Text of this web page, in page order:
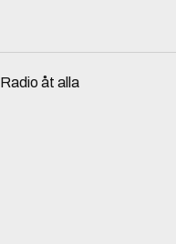
Radio åt alla